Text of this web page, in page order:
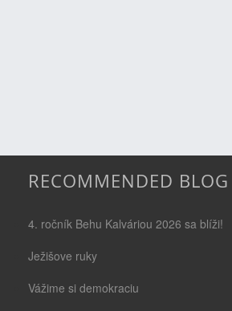
RECOMMENDED BLOG
4. ročník Behu Kalváriou 2026 sa blíži!
Ježišove ruky
Vážime si demokraciu